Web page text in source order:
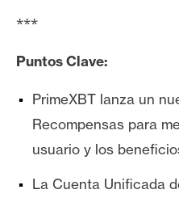
t
e
r
e
m
***
Puntos Clave:
PrimeXBT lanza un
Recompensas para
usuario y los
La Cuenta Unificada